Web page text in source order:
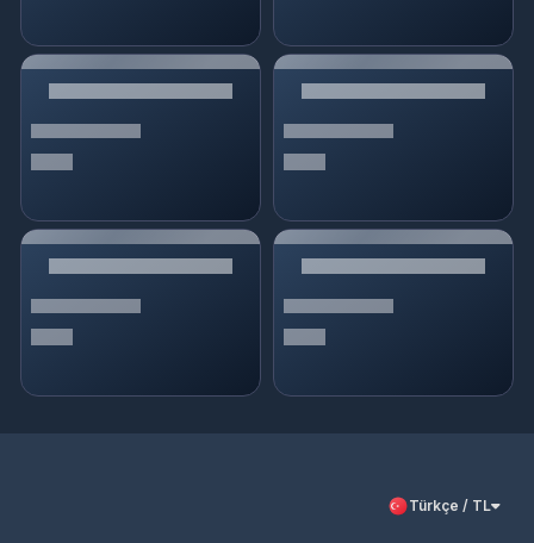
Türkçe / TL